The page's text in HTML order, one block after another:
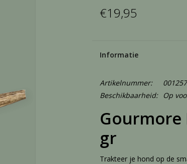
€19,95
Informatie
Artikelnummer:
001257
Beschikbaarheid:
Op
Gourmore
gr
Trakteer je hond op de